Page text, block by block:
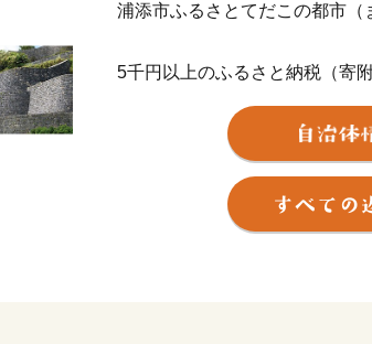
浦添市ふるさとてだこの都市（
5千円以上のふるさと納税（寄
かりの返礼品を差し上げており
この機会にぜひ浦添市の魅力
・特典の送付は浦添市外在住